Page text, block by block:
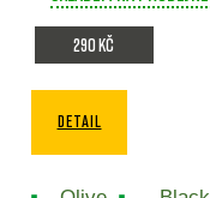
290 Kč
DETAIL